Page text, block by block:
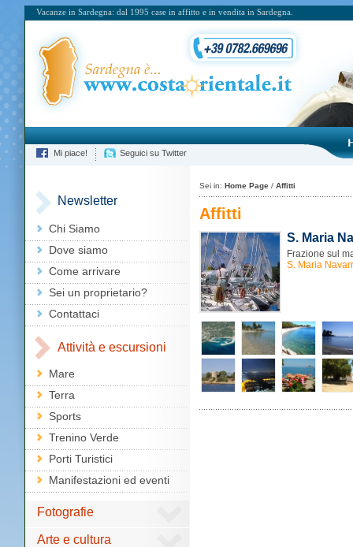
Vacanze in Sardegna: dal 1995 case in affitto e in vendita in Sardegna.
Mi piace! Seguici su Twitter
Newsletter
Chi Siamo
Dove siamo
Come arrivare
Sei un proprietario?
Contattaci
Attività e escursioni
Mare
Terra
Sports
Trenino Verde
Porti Turistici
Manifestazioni ed eventi
Fotografie
Arte e cultura
Sei in: Home Page / Affitti
Affitti
S. Maria
Frazione sul
S. Maria